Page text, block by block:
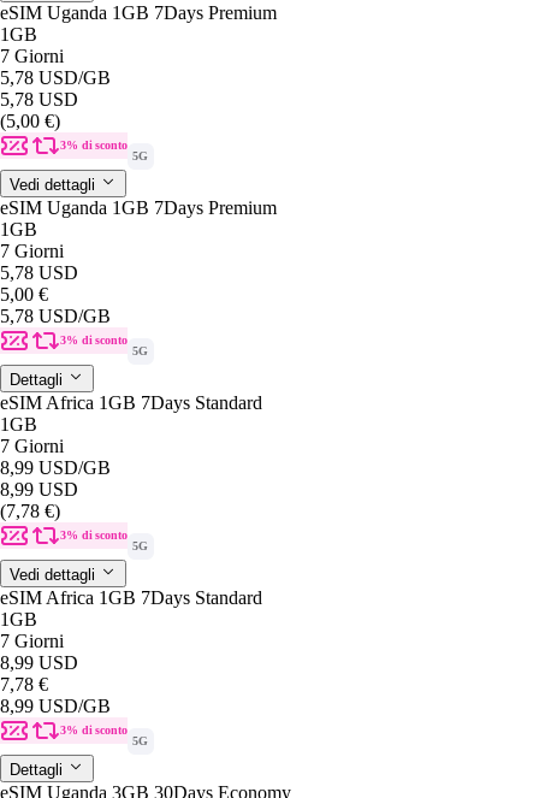
eSIM Uganda 1GB 7Days Premium
1GB
7 Giorni
5,78 USD/GB
5,78 USD
(5,00 €)
3% di sconto
5G
Vedi dettagli
eSIM Uganda 1GB 7Days Premium
1GB
7 Giorni
5,78 USD
5,00 €
5,78 USD/GB
3% di sconto
5G
Dettagli
eSIM Africa 1GB 7Days Standard
1GB
7 Giorni
8,99 USD/GB
8,99 USD
(7,78 €)
3% di sconto
5G
Vedi dettagli
eSIM Africa 1GB 7Days Standard
1GB
7 Giorni
8,99 USD
7,78 €
8,99 USD/GB
3% di sconto
5G
Dettagli
eSIM Uganda 3GB 30Days Economy